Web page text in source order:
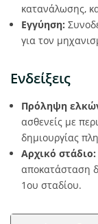
κατανάλωσης,
Εγγύηση:
για τον
Ενδείξεις
Πρόληψη
ασθενείς με
δημιουργίας
Αρχικό στάδιο:
αποκατάσταση
1ου σταδίου.